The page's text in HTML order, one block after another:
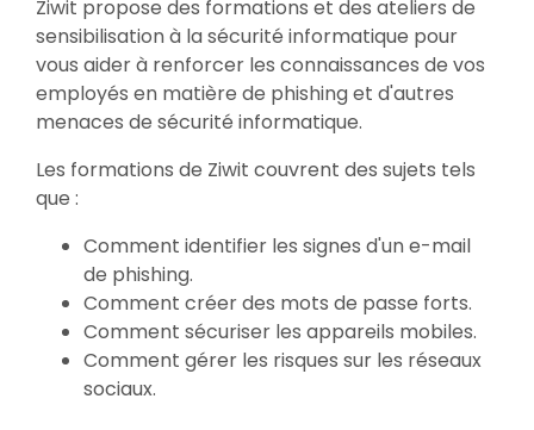
Ziwit propose des formations et des ateliers de
sensibilisation à la sécurité informatique pour
vous aider à renforcer les connaissances de vos
employés en matière de phishing et d'autres
menaces de sécurité informatique.
Les formations de Ziwit couvrent des sujets tels
que :
Comment identifier les signes d'un e-mail
de phishing.
Comment créer des mots de passe forts.
Comment sécuriser les appareils mobiles.
Comment gérer les risques sur les réseaux
sociaux.